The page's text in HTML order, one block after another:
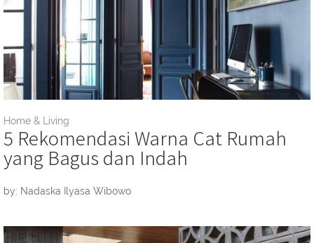
Home & Living
5 Rekomendasi Warna Cat Rumah
yang Bagus dan Indah
by: Nadaska Ilyasa Wibowo